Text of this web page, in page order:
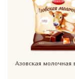
Азовская молочная